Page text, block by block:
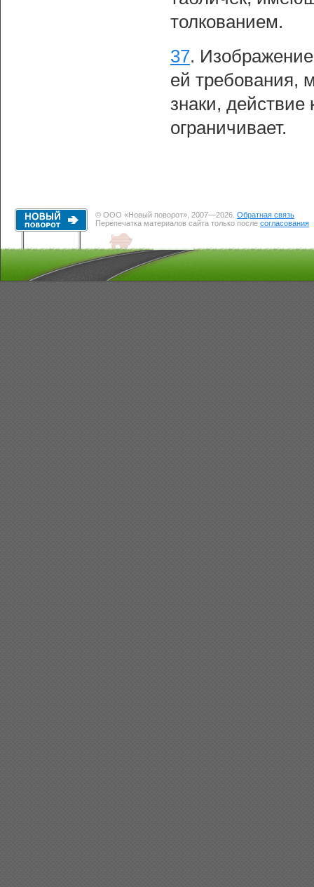
толкованием.
37.
ей требования,
знаки, действие
ограничивает.
© ООО «Новый поворот», 2007—2026. Обратная связь
Перепечатка материалов сайта только после согласования